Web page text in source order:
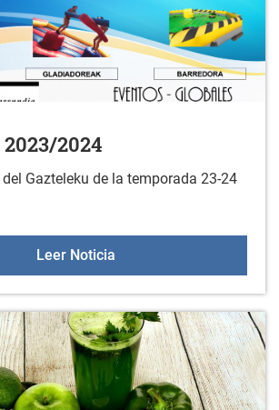
2024
Gazteleku de la temporada 23-24
Leer NoticiaGazteleku 2023/2024